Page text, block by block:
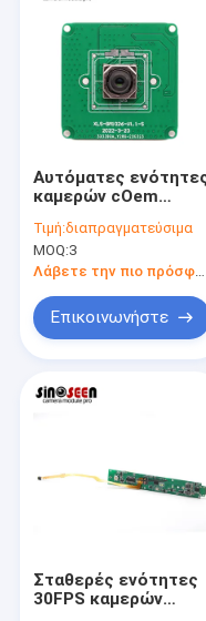
Βίντεο
Αυτόματες
καμερών cOem
20mp HDR για την
υψηλή κάμερα
πυροβολισμού
Τιμή:διαπραγματεύσιμα
MOQ:3
Λάβετε την πιο πρόσφατη τιμή
Επικοινωνήστε
Σταθερές ενότητες
30FPS καμερών